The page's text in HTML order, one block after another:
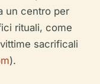
un centro per
rituali, come
sacrificali
).